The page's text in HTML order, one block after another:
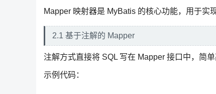
Mapper 映射器是 MyBatis 的核心功能，用于实
2.1 基于注解的 Mapper
注解方式直接将 SQL 写在 Mapper 接口中，简单
示例代码：